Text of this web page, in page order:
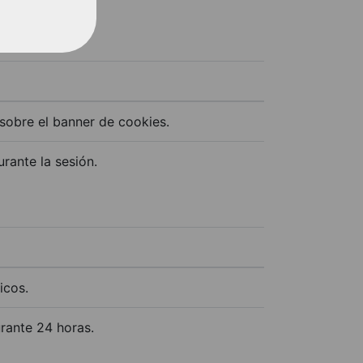
el banner de cookies.
la sesión.
24 horas.